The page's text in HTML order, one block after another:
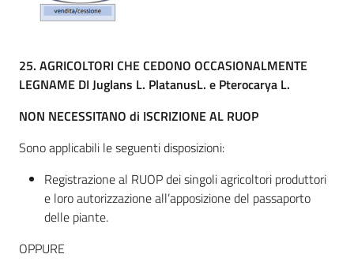
25. AGRICOLTORI CHE CEDONO OCCASIONALMENTE
LEGNAME DI Juglans L. PlatanusL. e Pterocarya L.
NON NECESSITANO di ISCRIZIONE AL RUOP
Sono applicabili le seguenti disposizioni:
Registrazione al RUOP dei singoli agricoltori produttori
e loro autorizzazione all’apposizione del passaporto
delle piante.
OPPURE